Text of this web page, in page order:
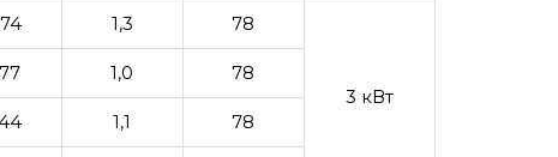
1,3 78
3 кВт
1,0 78
1,1 78